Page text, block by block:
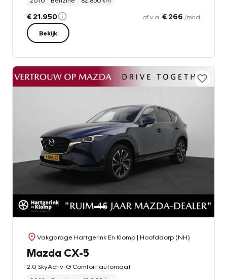
€ 21.950 of v.a. € 266 /mnd
Bekijk
Vakgarage Hartgerink En Klomp| Hoofddorp (NH)
Mazda CX-5
2.0 SkyActiv-G Comfort automaat